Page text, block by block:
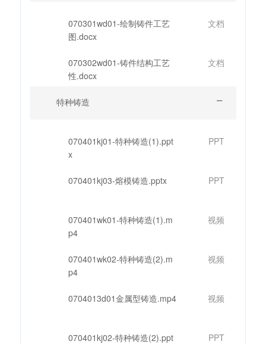
070301wd01-绘制铸件工艺
图.docx
文档
070302wd01-铸件结构工艺
性.docx
文档
特种铸造
070401kj01-特种铸造(1).ppt
x
PPT
070401kj03-熔模铸造.pptx PPT
070401wk01-特种铸造(1).m
p4
视频
070401wk02-特种铸造(2).m
p4
视频
0704013d01金属型铸造.mp4 视频
070401kj02-特种铸造(2).ppt
PPT